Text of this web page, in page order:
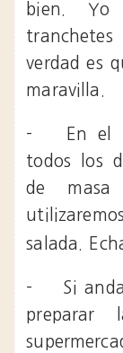
bien. Yo
verdad es
maravilla.
-
En el
todos los
de masa
salada.
-
Si